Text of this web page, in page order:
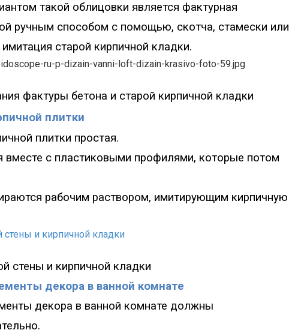
такой облицовки является фактурная
ручным способом с помощью, скотча, стамески или
старой кирпичной кладки.
фактуры бетона и старой кирпичной кладки
плитки
плитки простая.
вместе с пластиковыми профилями, которые потом
ся рабочим раствором, имитирующим кирпичную
стены и кирпичной кладки
декора в ванной комнате
декора в ванной комнате должны